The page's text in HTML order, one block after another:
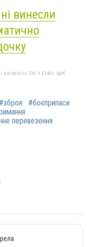
винесли
натисніть Ctrl + Enter, щоб
#зброя
#боєприпаси
перевезення